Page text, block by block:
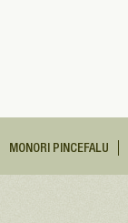
MONORI PINCEFALU